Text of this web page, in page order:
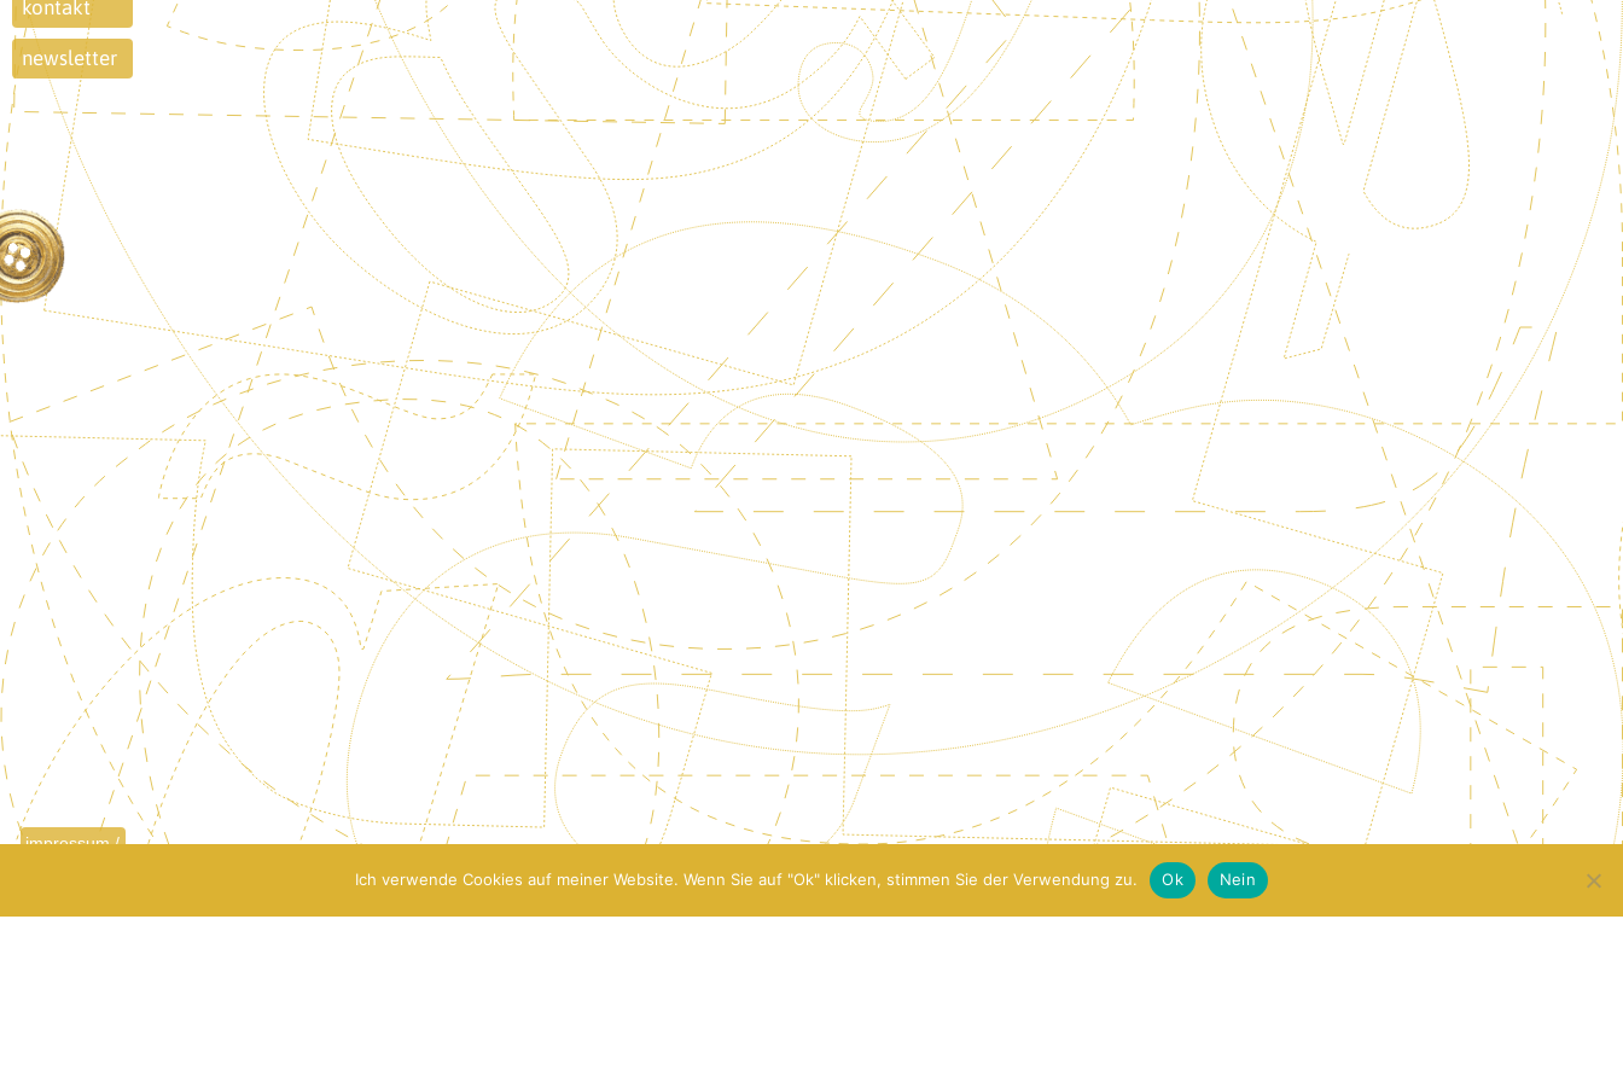
kontakt
newsletter
impressum /
Ich verwende Cookies auf meiner Website. Wenn Sie auf "Ok" klicken, stimmen Sie der Verwendung zu. Ok Nein